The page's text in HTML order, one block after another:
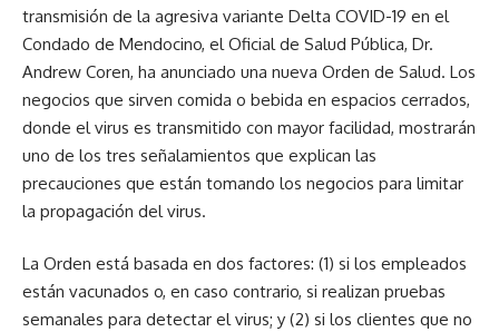
transmisión de la agresiva variante Delta COVID-19 en el
Condado de Mendocino, el Oficial de Salud Pública, Dr.
Andrew Coren, ha anunciado una nueva Orden de Salud. Los
negocios que sirven comida o bebida en espacios cerrados,
donde el virus es transmitido con mayor facilidad, mostrarán
uno de los tres señalamientos que explican las
precauciones que están tomando los negocios para limitar
la propagación del virus.
La Orden está basada en dos factores: (1) si los empleados
están vacunados o, en caso contrario, si realizan pruebas
semanales para detectar el virus; y (2) si los clientes que no